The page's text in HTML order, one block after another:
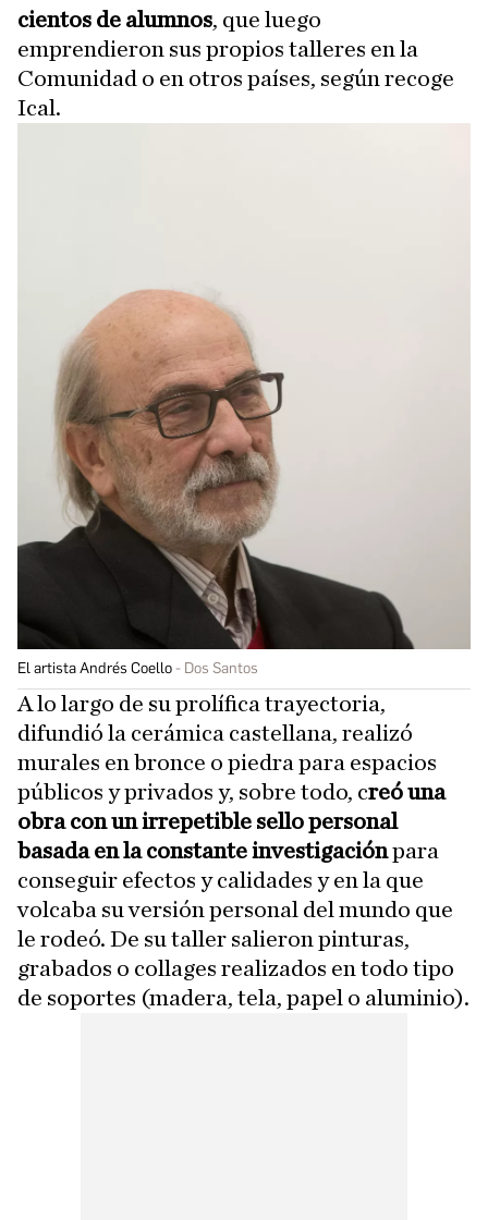
cientos de alumnos, que luego
emprendieron sus propios talleres en la
Comunidad o en otros países, según recoge
Ical.
El artista Andrés Coello Dos Santos
A lo largo de su prolífica trayectoria,
difundió la cerámica castellana, realizó
murales en bronce o piedra para espacios
públicos y privados y, sobre todo, creó una
obra con un irrepetible sello personal
basada en la constante investigaciónpara
conseguir efectos y calidades y en la que
volcaba su versión personal del mundo que
le rodeó. De su taller salieron pinturas,
grabados o collages realizados en todo tipo
de soportes (madera, tela, papel o aluminio).